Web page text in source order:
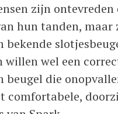
zijn ontevreden
hun tanden, maar
bekende
willen wel een
beugel die
comfortabele,